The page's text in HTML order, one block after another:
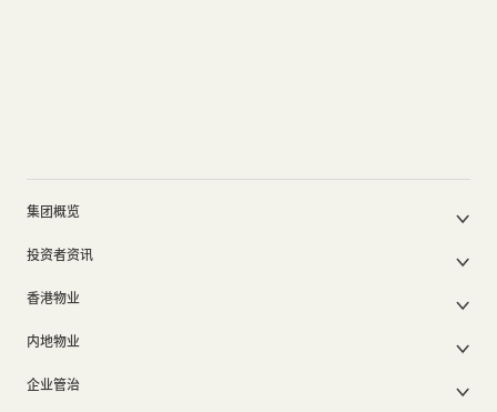
集团概览
集团架构
我们的创办人
50周年
内地业务
投资者资讯
股东周年大会文件
中期报告/年报及可持续发展报告
以电子方式发布公司通讯之安排
香港物业
其他物业
香港出租物业
内地物业
内地出租物业
企业管治